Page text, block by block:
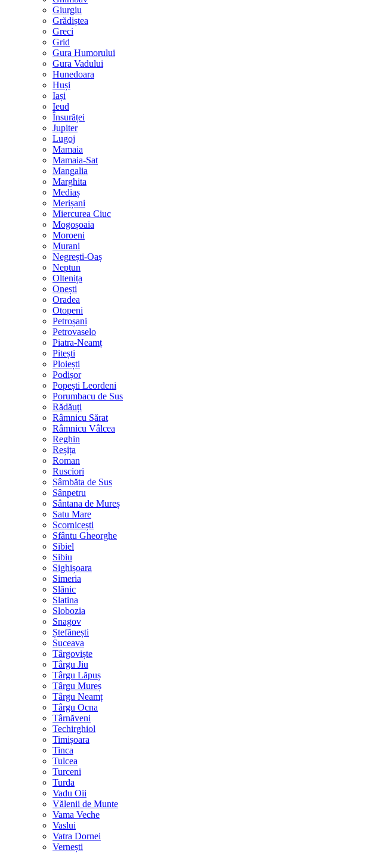
Giurgiu
Grădiștea
Greci
Grid
Gura Humorului
Gura Vadului
Hunedoara
Huși
Iași
Ieud
Însurăței
Jupiter
Lugoj
Mamaia
Mamaia-Sat
Mangalia
Marghita
Mediaș
Merișani
Miercurea Ciuc
Mogoșoaia
Moroeni
Murani
Negrești-Oaș
Neptun
Oltenița
Onești
Oradea
Otopeni
Petroșani
Petrovaselo
Piatra-Neamț
Pitești
Ploiești
Podișor
Popești Leordeni
Porumbacu de Sus
Rădăuți
Râmnicu Sărat
Râmnicu Vâlcea
Reghin
Reșița
Roman
Rusciori
Sâmbăta de Sus
Sânpetru
Sântana de Mureș
Satu Mare
Scornicești
Sfântu Gheorghe
Sibiel
Sibiu
Sighișoara
Simeria
Slănic
Slatina
Slobozia
Snagov
Ștefănești
Suceava
Târgoviște
Târgu Jiu
Târgu Lăpuș
Târgu Mureș
Târgu Neamț
Târgu Ocna
Târnăveni
Techirghiol
Timișoara
Tinca
Tulcea
Turceni
Turda
Vadu Oii
Vălenii de Munte
Vama Veche
Vaslui
Vatra Dornei
Vernești